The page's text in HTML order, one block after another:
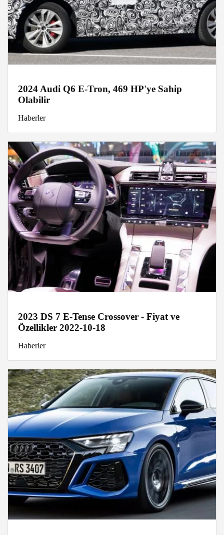
2024 Audi Q6 E-Tron, 469 HP'ye Sahip
Olabilir
Haberler
2023 DS 7 E-Tense Crossover - Fiyat ve
Özellikler 2022-10-18
Haberler